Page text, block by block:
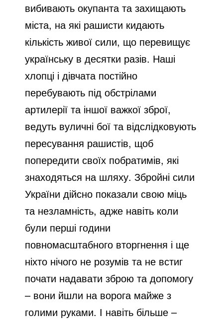
вибивають окупанта та захищають
міста, на які рашисти кидають
кількість живої сили, що перевищує
українську в десятки разів. Наші
хлопці і дівчата постійно
перебувають під обстрілами
артилерії та іншої важкої зброї,
ведуть вуличні бої та відслідковують
пересування рашистів, щоб
попередити своїх побратимів, які
знаходяться на шляху. Збройні сили
України дійсно показали свою міць
та незламність, адже навіть коли
були перші години
повномасштабного вторгнення і ще
ніхто нічого не розумів та не встиг
почати надавати зброю та допомогу
– вони йшли на ворога майже з
голими руками. І навіть більше –